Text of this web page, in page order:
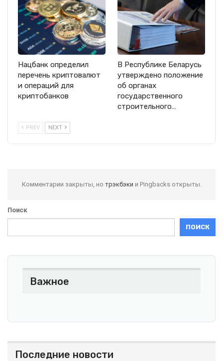
Нацбанк определил
перечень криптовалют
и операций для
криптобанков
В Республике Беларусь
утверждено положение
об органах
государственного
строительного…
PREV NEXT
Комментарии закрыты, но трэкбэки и Pingbacks открыты.
Поиск
ПОИСК
Важное
Последние новости